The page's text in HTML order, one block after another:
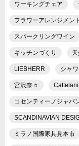
ワーキングチェア
フラワーアレンジメント
スパークリングワイン
キッチンづくり
LIEBHERR シャ
宮沢奈々
コセンティーノジャパ
SCANDINAVIAN
ミラノ国際家具見本市